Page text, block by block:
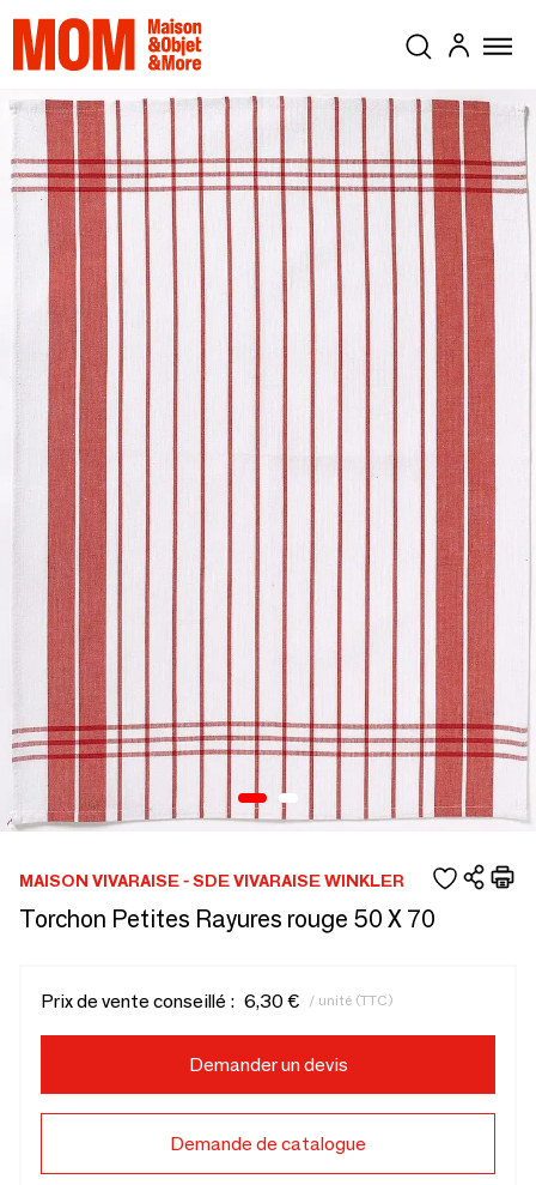
MAISON VIVARAISE - SDE VIVARAISE WINKLER
Torchon Petites Rayures rouge 50 X 70
Prix de vente conseillé : 6,30 € / unité (TTC)
Demander un devis
Demande de catalogue